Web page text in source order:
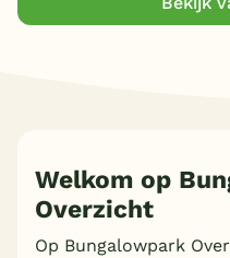
Huisdiervrije
8 personen (1)
Toon meer filters (1)
1 slaapkamer
2 slaapkamers
3 slaapkamers (1)
Badkamers
1 badkamer(1)
Welkom op
Overzicht
Op Bungalowpark